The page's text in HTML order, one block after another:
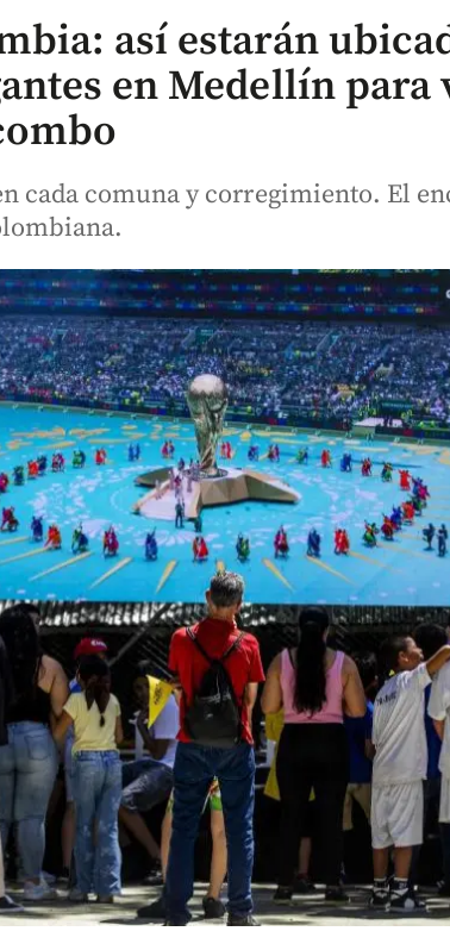
así estarán
en Medellín para
cada comuna y corregimiento. El